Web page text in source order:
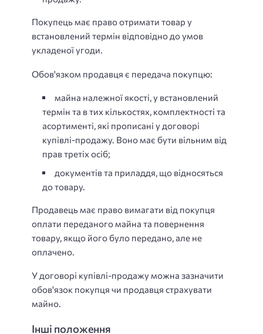
Покупець має право отримати товар у
встановлений термін відповідно до умов
укладеної угоди.
Обов'язком продавця є передача покупцю:
майна належної якості, у встановлений
термін та в тих кількостях, комплектності та
асортименті, які прописані у договорі
купівлі-продажу. Воно має бути вільним від
прав третіх осіб;
документів та приладдя, що відносяться
до товару.
Продавець має право вимагати від покупця
оплати переданого майна та повернення
товару, якщо його було передано, але не
оплачено.
У договорі купівлі-продажу можна зазначити
обов'язок покупця чи продавця страхувати
майно.
Інші положення